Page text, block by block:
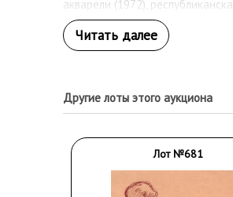
акварели (1972),
зональная выставка «Наш
«Советская Россия» (1975).
областные, республиканские и
Другие лоты этого аукциона
Лот №681